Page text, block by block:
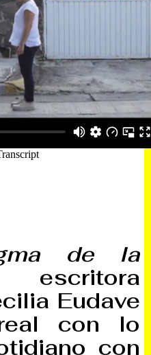
de la
Eudave
con lo
con